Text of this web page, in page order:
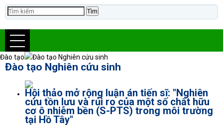
Đào tạo Đào tạo Nghiên cứu sinh
Đào tạo Nghiên cứu sinh
Hội thảo mở rộng luận án tiến sĩ: "Nghiên
cứu tồn lưu và rủi ro của một số chất hữu
cơ ô nhiễm bền (S-PTS) trong môi trường
tại Hồ Tây"